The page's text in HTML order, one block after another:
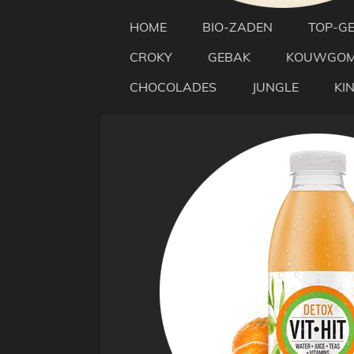
HOME BIO-ZADEN TOP-
CROKY
GEBAK
CHOCOLADES
JUNGLE